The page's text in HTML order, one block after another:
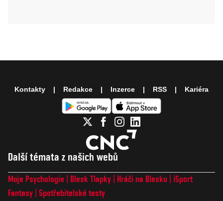
Další témata z našich webů
Moje Psychologie Blesk Tlapky Hráči na Blesku
iSport
Fantasy Spotřebitelské testy
Kontakty Redakce Inzerce RSS Kariéra